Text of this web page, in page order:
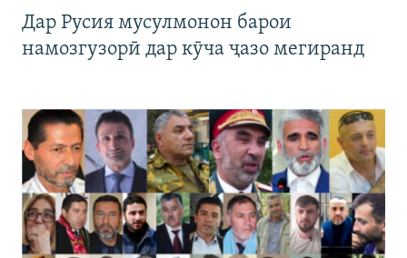
Дар Русия мусулмонон барои
намозгузорӣ дар кӯча ҷазо мегиранд